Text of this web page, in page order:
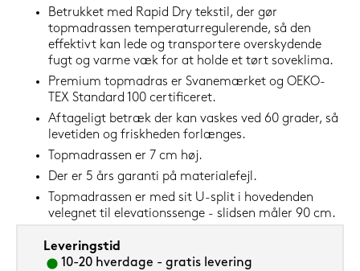
Betrukket med Rapid Dry tekstil, der gør
topmadrassen temperaturregulerende, så den
effektivt kan lede og transportere overskydende
fugt og varme væk for at holde et tørt soveklima.
Premium topmadras er Svanemærket og OEKO-
TEX Standard 100 certificeret.
Aftageligt betræk der kan vaskes ved 60 grader, så
levetiden og friskheden forlænges.
Topmadrassen er 7 cm høj.
Der er 5 års garanti på materialefejl.
Topmadrassen er med sit U-split i hovedenden
velegnet til elevationssenge - slidsen måler 90 cm.
Leveringstid
10-20 hverdage - gratis levering